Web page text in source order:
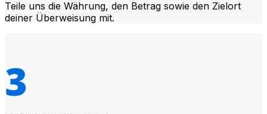
Teile uns die Währung, den Betrag sowie den Zielort
deiner Überweisung mit.